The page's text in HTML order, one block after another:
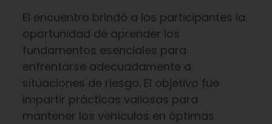
El encuentro brindó a los participantes la
oportunidad de aprender los
fundamentos esenciales para
enfrentarse adecuadamente a
situaciones de riesgo. El objetivo fue
impartir prácticas valiosas para
mantener los vehículos en óptimas